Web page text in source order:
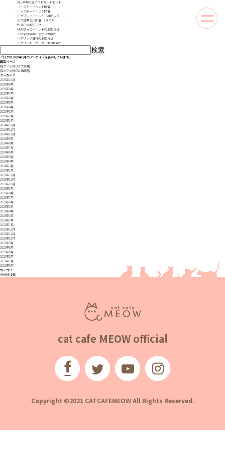
toggle
ALL卒業記念ポストカードセット！
バースデーイベント開催！
バースデーイベント開催！
アクリルキーホルダー再販決定！
人気投票2025開催！(ラスト)
閉店日のお知らせ
秋の抱っこイベントのお知らせ
いのすけ卒業記念ポスカ販売！
ペアリング日程のお知らせ
アクリルキーホルダー第2弾 発売
検
ブログの 2025年8月 のアーカイブを表示しています。
固定ページ
猫カフェMEOW 大名店
猫カフェMEOW 西新店
アーカイブ
2025年10月
2025年9月
2025年8月
2025年7月
2025年6月
2025年5月
2025年4月
2025年3月
2025年2月
2025年1月
2024年12月
2024年11月
2024年10月
2024年9月
2024年8月
2024年7月
2024年6月
2024年5月
2024年4月
2024年3月
2024年1月
2023年12月
2023年11月
2023年10月
2023年9月
2023年8月
2023年7月
2023年6月
2023年5月
2023年4月
2023年3月
2023年2月
2023年1月
2022年12月
2022年11月
2022年10月
2022年9月
2022年8月
2022年6月
2022年2月
2022年1月
2021年9月
カテゴリー
未分類(149)
cat cafe MEOW official
Copyright ©2021 CATCAFEMEOW All Rights Reserved.